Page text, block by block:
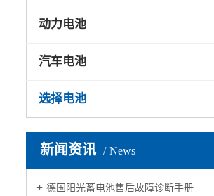
动力电池
汽车电池
选择电池
新闻资讯 News
德国阳光蓄电池售后故障诊断手册